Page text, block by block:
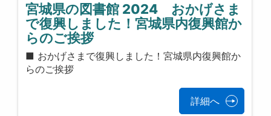
宮城県の図書館 2024 おかげさま
で復興しました！宮城県内復興館か
らのご挨拶
■ おかげさまで復興しました！宮城県内復興館か
らのご挨拶
詳細へ